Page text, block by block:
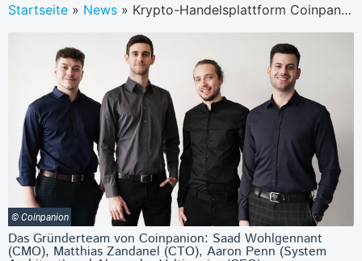
Startseite » News » Krypto-Handelsplattform Coinpanion sichert sich Millioneninvestment
© Coinpanion
Das Gründerteam von Coinpanion: Saad Wohlgennant
(CMO), Matthias Zandanel (CTO), Aaron Penn (System